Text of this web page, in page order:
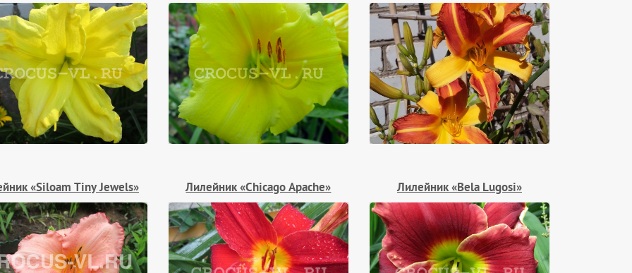
«Siloam Tiny Jewels» Лилейник «Chicago Apache» Лилейник «Bela Lugosi»